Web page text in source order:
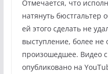
Отмечается, что
натянуть бюстгальтер
ей этого сделать не
выступление, более
произошедшее. Видео
опубликовано на